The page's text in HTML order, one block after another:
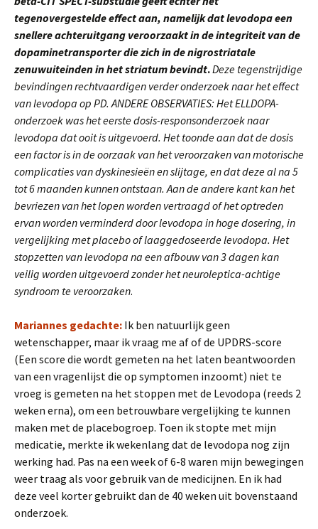
tegenovergestelde effect aan, namelijk dat levodopa een
snellere achteruitgang veroorzaakt in de integriteit van de
dopaminetransporter die zich in de nigrostriatale
zenuwuiteinden in het striatum bevindt.Deze tegenstrijdige
bevindingen rechtvaardigen verder onderzoek naar het effect
van levodopa op PD. ANDERE OBSERVATIES: Het ELLDOPA-
onderzoek was het eerste dosis-responsonderzoek naar
levodopa dat ooit is uitgevoerd. Het toonde aan dat de dosis
een factor is in de oorzaak van het veroorzaken van motorische
complicaties van dyskinesieën en slijtage, en dat deze al na 5
tot 6 maanden kunnen ontstaan. Aan de andere kant kan het
bevriezen van het lopen worden vertraagd of het optreden
ervan worden verminderd door levodopa in hoge dosering, in
vergelijking met placebo of laaggedoseerde levodopa. Het
stopzetten van levodopa na een afbouw van 3 dagen kan
veilig worden uitgevoerd zonder het neuroleptica-achtige
syndroom te veroorzaken.
Mariannes gedachte: Ik ben natuurlijk geen
wetenschapper, maar ik vraag me af of de UPDRS-score
(Een score die wordt gemeten na het laten beantwoorden
van een vragenlijst die op symptomen inzoomt) niet te
vroeg is gemeten na het stoppen met de Levodopa (reeds 2
weken erna), om een betrouwbare vergelijking te kunnen
maken met de placebogroep. Toen ik stopte met mijn
medicatie, merkte ik wekenlang dat de levodopa nog zijn
werking had. Pas na een week of 6-8 waren mijn bewegingen
weer traag als voor gebruik van de medicijnen. En ik had
deze veel korter gebruikt dan de 40 weken uit bovenstaand
onderzoek.